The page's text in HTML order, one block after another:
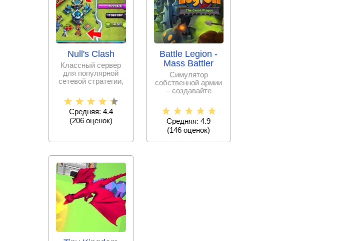
Null's Clash
Классный сервер
для популярной
сетевой стратегии,
развивать город,
Средняя: 4.4
(206оценок)
Battle Legion -
Mass Battler
Симулятор
собственной армии
– создавайте
их в
самостоятельное
Средняя: 4.9
(146 оценок)